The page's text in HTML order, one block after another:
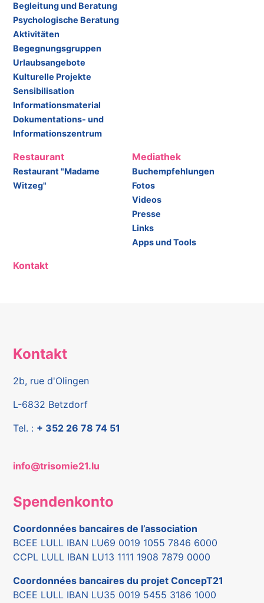
Begleitung und Beratung
Psychologische Beratung
Aktivitäten
Begegnungsgruppen
Urlaubsangebote
Kulturelle Projekte
Sensibilisation
Informationsmaterial
Dokumentations- und
Informationszentrum
Restaurant
Restaurant "Madame
Witzeg"
Mediathek
Buchempfehlungen
Fotos
Videos
Presse
Links
Apps und Tools
Kontakt
Kontakt
2b, rue d'Olingen
L-6832 Betzdorf
Tel. : + 352 26 78 74 51
info@trisomie21.lu
Spendenkonto
Coordonnées bancaires de l’association
BCEE LULL IBAN LU69 0019 1055 7846 6000
CCPL LULL IBAN LU13 1111 1908 7879 0000
Coordonnées bancaires du projet ConcepT21
BCEE LULL IBAN LU35 0019 5455 3186 1000